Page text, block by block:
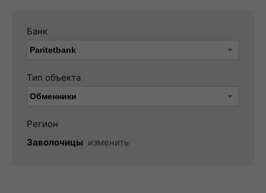
Банк
Тип объекта
Регион
Заволочицы изменить